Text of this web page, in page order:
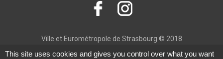
Ville et Eurométropole de Strasbourg © 2018
This site uses cookies and gives you control over what you want